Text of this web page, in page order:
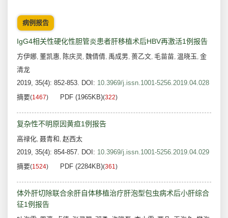
病例报告
IgG4相关性硬化性胆管炎患者肝移植术后HBV再激活1例报告
方伊娜, 董凯惠, 陈庆灵 , 魏倩倩, 禹成男, 蒉乙文, 毛苗苗, 温晓玉, 金
清龙
2019, 35(4): 852-853. DOI: 10.3969/j.issn.1001-5256.2019.04.028
摘要(1467) PDF (1965KB)(322)
复杂性不明原因黄疸1例报告
高禄化, 聂青和 , 赵西太
2019, 35(4): 854-857. DOI: 10.3969/j.issn.1001-5256.2019.04.029
摘要(1524) PDF (2284KB)(361)
体外肝切除联合余肝自体移植治疗肝泡型包虫病术后小肝综合
征1例报告